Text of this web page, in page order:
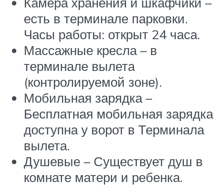
есть в терминале парковки.
Часы работы: открыт 24 часа.
Массажные кресла – в
терминале вылета
(контролируемой зоне).
Мобильная зарядка –
Бесплатная мобильная зарядка
доступна у ворот в Терминала
вылета.
Душевые – Существует душ в
комнате матери и ребенка.